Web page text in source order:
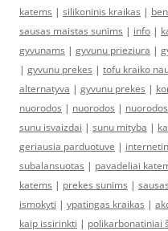
katems | silikoninis kraikas |
sausas maistas sunims | info |
gyvunams | gyvunu prieziura |
| gyvunu prekes | tofu kraiko
alternatyva | gyvunu prekes |
nuorodos | nuorodos | nuorodos
sunu isvaizdai | sunu mityba |
geriausia parduotuve |
subalansuotas | pavadeliai
katems | prekes sunims |
ismokyti | ypatingas kraikas |
kaip issirinkti | polikarbonatiniai